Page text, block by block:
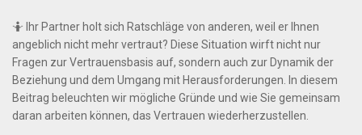
🤷 Ihr Partner holt sich Ratschläge von anderen, weil er Ihnen
angeblich nicht mehr vertraut? Diese Situation wirft nicht nur
Fragen zur Vertrauensbasis auf, sondern auch zur Dynamik der
Beziehung und dem Umgang mit Herausforderungen. In diesem
Beitrag beleuchten wir mögliche Gründe und wie Sie gemeinsam
daran arbeiten können, das Vertrauen wiederherzustellen.